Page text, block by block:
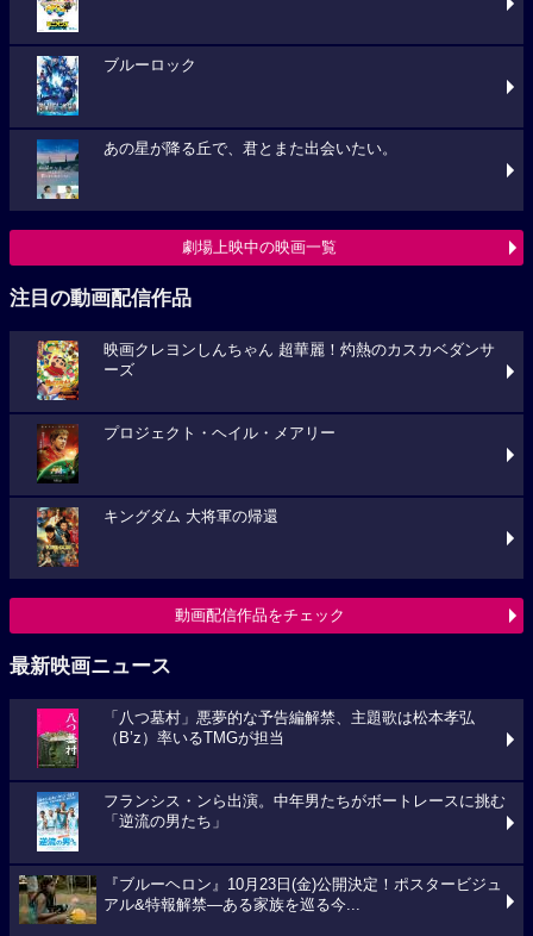
ブルーロック
あの星が降る丘で、君とまた出会いたい。
劇場上映中の映画一覧
注目の動画配信作品
映画クレヨンしんちゃん 超華麗！灼熱のカスカベダンサ
ーズ
プロジェクト・ヘイル・メアリー
キングダム 大将軍の帰還
動画配信作品をチェック
最新映画ニュース
「八つ墓村」悪夢的な予告編解禁、主題歌は松本孝弘
（B’z）率いるTMGが担当
フランシス・ンら出演。中年男たちがボートレースに挑む
「逆流の男たち」
『ブルーヘロン』10月23日(金)公開決定！ポスタービジュ
アル&特報解禁―ある家族を巡る今...